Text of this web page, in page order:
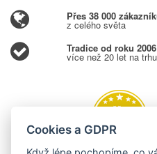
Přes 38 000
z celého světa
Tradice od roku 2006
více než 20 let na trhu
Cookies a GDPR